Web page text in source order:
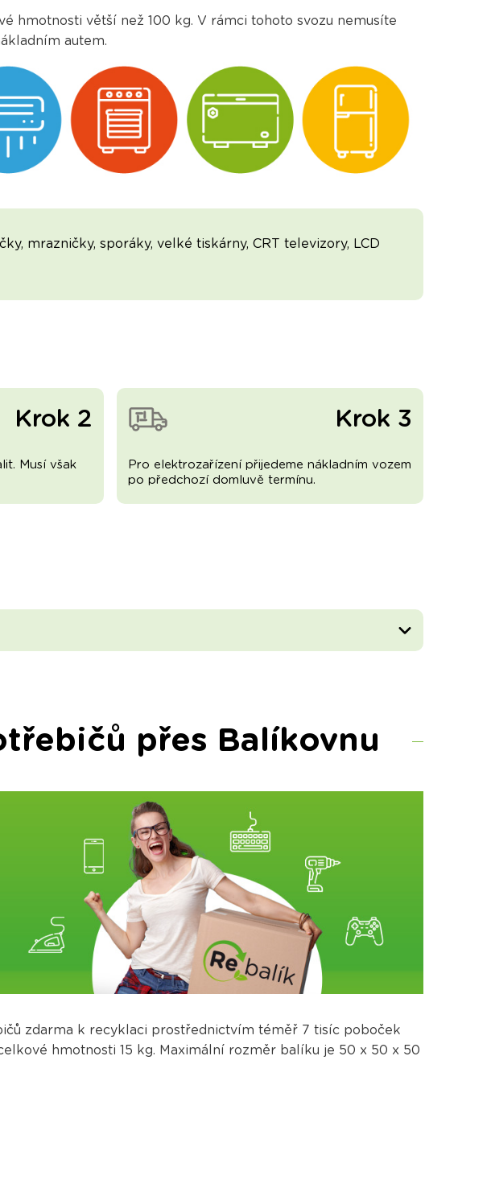
hmotnosti větší než 100 kg. V rámci tohoto svozu nemusíte
autem.
mrazničky, sporáky, velké tiskárny, CRT televizory, LCD
Krok 2
Musí však
Krok 3
Pro elektrozařízení přijedeme nákladním vozem
po předchozí domluvě termínu.
přes Balíkovnu
zdarma k recyklaci prostřednictvím téměř 7 tisíc poboček
hmotnosti 15 kg. Maximální rozměr balíku je 50 x 50 x 50